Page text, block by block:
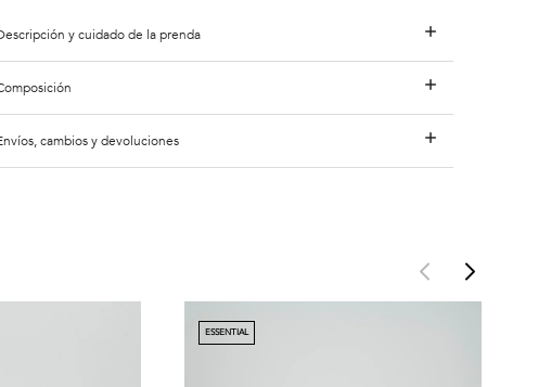
y cuidado de la prenda
cambios y devoluciones
ESSENTIAL